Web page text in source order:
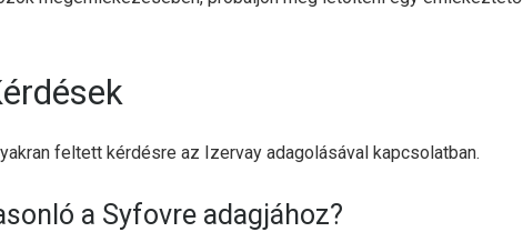
feltett kérdésre az Izervay adagolásával kapcsolatban.
a Syfovre adagjához?